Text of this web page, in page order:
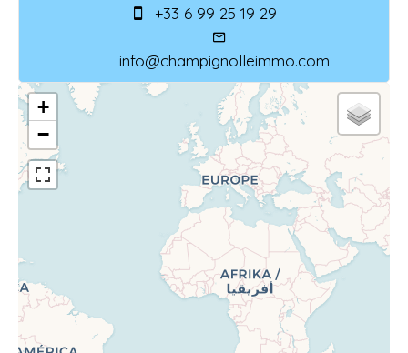
+33 6 99 25 19 29
info@champignolleimmo.com
+
−